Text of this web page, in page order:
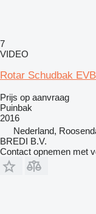
7
VIDEO
Rotar Schudbak
Prijs op aanvraag
Puinbak
2016
Nederland,
BREDI B.V.
Contact opnemen met